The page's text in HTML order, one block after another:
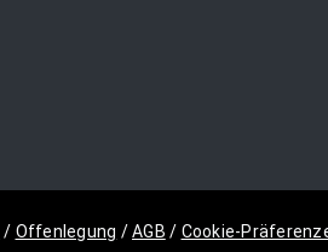
/ Offenlegung /AGB / Cookie-